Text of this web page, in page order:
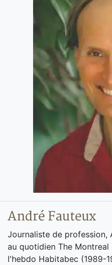
André Fauteux
Journaliste de
au quotidien The
l'hebdo Habitabec (1989-